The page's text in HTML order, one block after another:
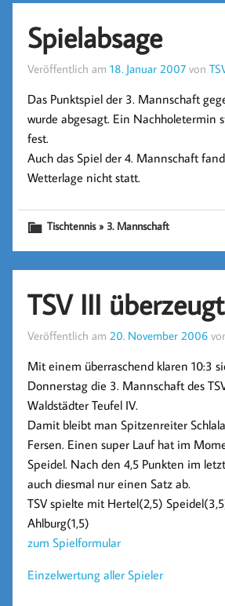
Spielabsage
Veröffentlich am18. Januar 2007 von
Das Punktspiel der 3. Mannschaft
wurde abgesagt. Ein Nachholetermin
fest.
Auch das Spiel der 4. Mannschaft
Wetterlage nicht statt.
Tischtennis » 3. Mannschaft
TSV III überzeugt
Veröffentlich am20. November 2006
Mit einem überraschend klaren 10:3
Donnerstag die 3. Mannschaft des
Waldstädter Teufel IV.
Damit bleibt man Spitzenreiter
Fersen. Einen super Lauf hat im
Speidel. Nach den 4,5 Punkten im
auch diesmal nur einen Satz ab.
TSV spielte mit Hertel(2,5)
Ahlburg(1,5)
zum Spielformular
Einzelwertung aller Spieler